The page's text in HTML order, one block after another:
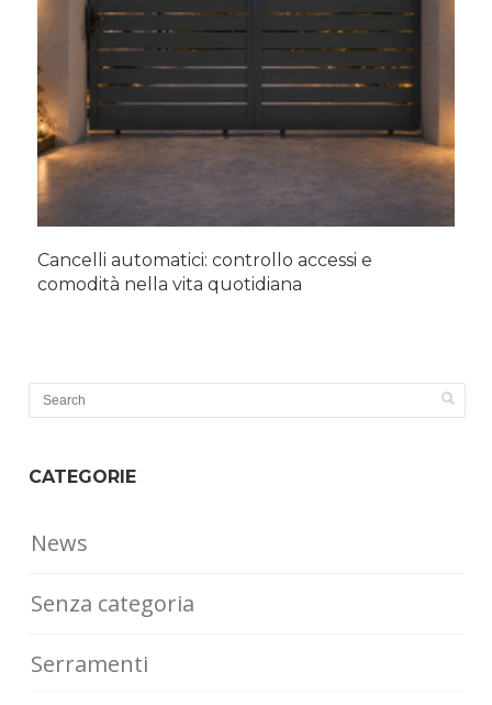
Cancelli automatici: controllo accessi e
comodità nella vita quotidiana
CATEGORIE
News
Senza categoria
Serramenti